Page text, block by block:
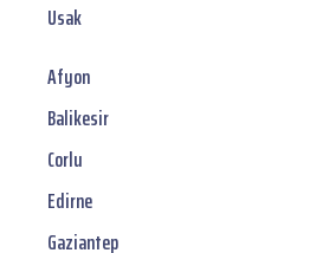
Usak
Afyon
Balikesir
Corlu
Edirne
Gaziantep